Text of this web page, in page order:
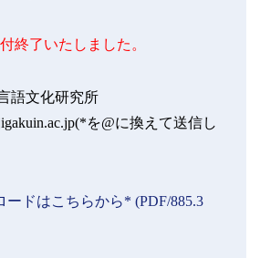
終了いたしました。
語文化研究所
を@に換えて送信し
ドはこちらから* (PDF/885.3